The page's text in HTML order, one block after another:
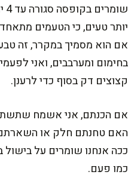
יותר טעים, כי הטעמים
אם הוא מסמיך במקרר, זה
בחימום ומערבבים, ואני
קצוצים דק בסוף כדי לרענן.
אם הכנתם, אני אשמח
האם טחנתם חלק או
ככה אנחנו שומרים על בישול
כמו פעם.